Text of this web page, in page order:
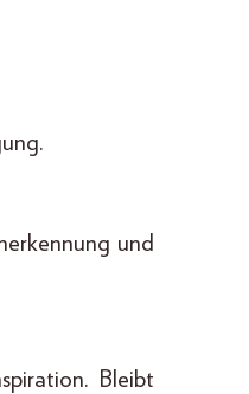
und
Bleibt